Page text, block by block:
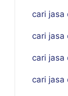
cari jasa
cari jasa
cari jasa
cari jasa